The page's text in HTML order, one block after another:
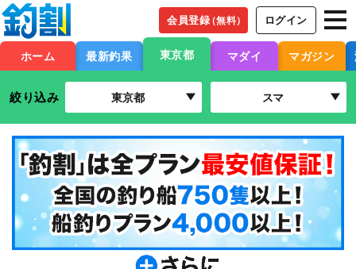
会員登録（無料） ログイン
ホーム 最新釣果 東京都 マダイ マガジン
絞り込み 東京都 スマ